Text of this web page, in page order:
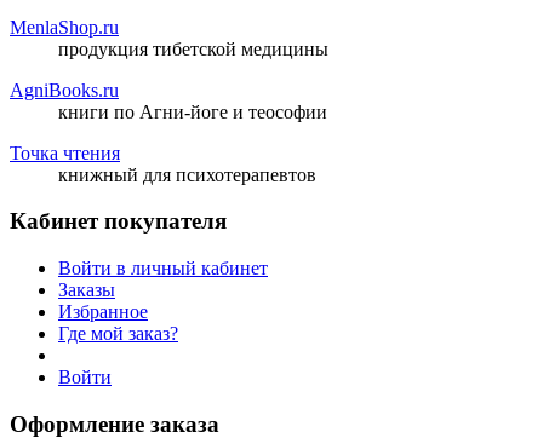
MenlaShop.ru
продукция тибетской медицины
AgniBooks.ru
книги по Агни-йоге и теософии
Точка чтения
книжный для психотерапевтов
Кабинет покупателя
Войти в личный кабинет
Заказы
Избранное
Где мой заказ?
Войти
Оформление заказа